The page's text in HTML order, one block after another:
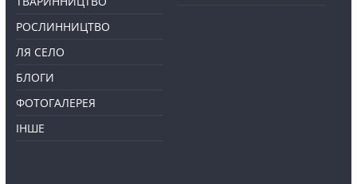
РОСЛИННИЦТВО
ЛЯ СЕЛО
БЛОГИ
ФОТОГАЛЕРЕЯ
ІНШЕ